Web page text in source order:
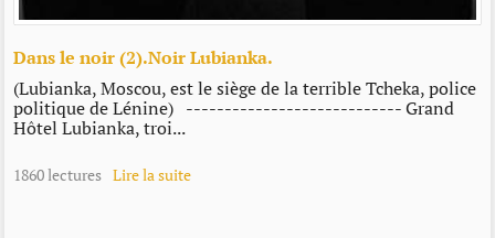
Dans le noir (2).Noir Lubianka.
(Lubianka, Moscou, est le siège de la terrible Tcheka, police
politique de Lénine) ---------------------------- Grand
Hôtel Lubianka, troi...
1860 lectures Lire la suite